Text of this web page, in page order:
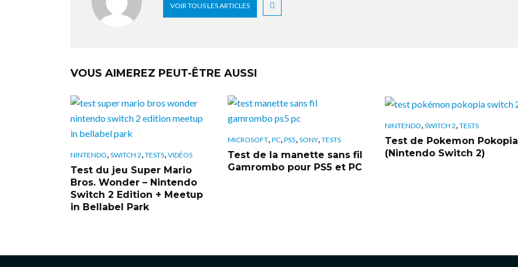
VOIR TOUS LES ARTICLES
VOUS AIMEREZ PEUT-ÊTRE AUSSI
NINTENDO, SWITCH 2, TESTS, VIDÉOS
Test du jeu Super Mario
Bros. Wonder – Nintendo
Switch 2 Edition + Meetup
in Bellabel Park
MICROSOFT, PC, PS5, SONY, TESTS
Test de la manette sans fil
Gamrombo pour PS5 et PC
NINTENDO, SWITCH 2, TESTS
Test de Pokemon Pokopia
(Nintendo Switch 2)